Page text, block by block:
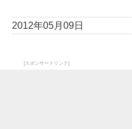
2012年05月09日
[スポンサードリンク]